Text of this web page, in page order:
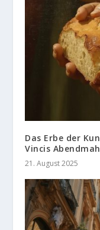
Das Erbe der
Vincis
21. August 2025